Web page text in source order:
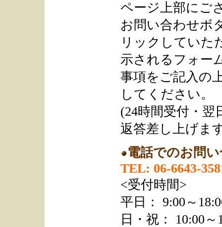
ページ上部にご
お問い合わせボ
リックしていた
示されるフォー
事項をご記入の
してください。
(24時間受付・翌
返答差し上げま
電話でのお問
TEL: 06-6643-
<受付時間>
平日： 9:00～
日・祝： 10:00～